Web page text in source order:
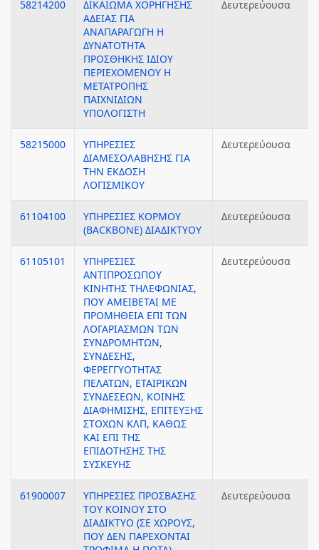
58214200
ΔΙΚΑΙΩΜΑ ΧΟΡΗΓΗΣΗΣ
ΑΔΕΙΑΣ ΓΙΑ
ΑΝΑΠΑΡΑΓΩΓΗ Η
ΔΥΝΑΤΟΤΗΤΑ
ΠΡΟΣΘΗΚΗΣ ΙΔΙΟΥ
ΠΕΡΙΕΧΟΜΕΝΟΥ Η
ΜΕΤΑΤΡΟΠΗΣ
ΠΑΙΧΝΙΔΙΩΝ
ΥΠΟΛΟΓΙΣΤΗ
Δευτερεύουσα
58215000
ΥΠΗΡΕΣΙΕΣ
ΔΙΑΜΕΣΟΛΑΒΗΣΗΣ ΓΙΑ
ΤΗΝ ΕΚΔΟΣΗ
ΛΟΓΙΣΜΙΚΟΥ
Δευτερεύουσα
61104100
ΥΠΗΡΕΣΙΕΣ ΚΟΡΜΟΥ
(BACKBONE) ΔΙΑΔΙΚΤΥΟΥ
Δευτερεύουσα
61105101
ΥΠΗΡΕΣΙΕΣ
ΑΝΤΙΠΡΟΣΩΠΟΥ
ΚΙΝΗΤΗΣ ΤΗΛΕΦΩΝΙΑΣ,
ΠΟΥ ΑΜΕΙΒΕΤΑΙ ΜΕ
ΠΡΟΜΗΘΕΙΑ ΕΠΙ ΤΩΝ
ΛΟΓΑΡΙΑΣΜΩΝ ΤΩΝ
ΣΥΝΔΡΟΜΗΤΩΝ,
ΣΥΝΔΕΣΗΣ,
ΦΕΡΕΓΓΥΟΤΗΤΑΣ
ΠΕΛΑΤΩΝ, ΕΤΑΙΡΙΚΩΝ
ΣΥΝΔΕΣΕΩΝ, ΚΟΙΝΗΣ
ΔΙΑΦΗΜΙΣΗΣ, ΕΠΙΤΕΥΞΗΣ
ΣΤΟΧΩΝ ΚΛΠ, ΚΑΘΩΣ
ΚΑΙ ΕΠΙ ΤΗΣ
ΕΠΙΔΟΤΗΣΗΣ ΤΗΣ
ΣΥΣΚΕΥΗΣ
Δευτερεύουσα
61900007
ΥΠΗΡΕΣΙΕΣ ΠΡΟΣΒΑΣΗΣ
ΤΟΥ ΚΟΙΝΟΥ ΣΤΟ
ΔΙΑΔΙΚΤΥΟ (ΣΕ ΧΩΡΟΥΣ,
ΠΟΥ ΔΕΝ ΠΑΡΕΧΟΝΤΑΙ
Δευτερεύουσα